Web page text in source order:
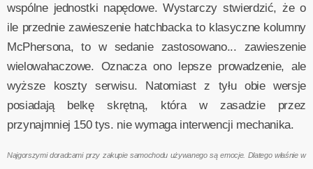
wspólne jednostki napędowe. Wystarczy stwierdzić, że o
ile przednie zawieszenie hatchbacka to klasyczne kolumny
McPhersona, to w sedanie zastosowano... zawieszenie
wielowahaczowe. Oznacza ono lepsze prowadzenie, ale
wyższe koszty serwisu. Natomiast z tyłu obie wersje
posiadają belkę skrętną, która w zasadzie przez
przynajmniej 150 tys. nie wymaga interwencji mechanika.
Najgorszymi doradcami przy zakupie samochodu używanego są emocje. Dlatego właśnie w